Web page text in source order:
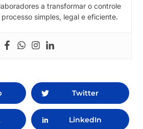
a transformar o controle
simples, legal e eficiente.
Twitter
LinkedIn